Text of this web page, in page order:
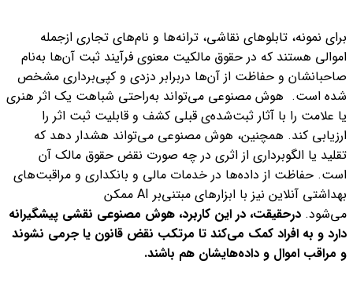
برای نمونه‌، تابلو‌های نقاشی،‌ ترانه‌ها و نام‌های تجاری ازجمله
اموالی هستند که در حقوق مالکیت معنوی فرآیند ثبت‌ آن‌ها به‌نام
صاحبانشان و حفاظت از آن‌ها دربرابر دزدی و کپی‌برداری مشخص
شده است. هوش مصنوعی می‌تواند به‌راحتی شباهت‌‌ یک اثر هنری
یا علامت را با آثار ثبت‌شده‌ی قبلی کشف و قابلیت ثبت اثر را
ارزیابی کند. همچنین، هوش مصنوعی می‌تواند هشدار دهد که
تقلید یا الگوبرداری از اثری در چه صورت نقض حقوق مالک آن
است. حفاظت از داده‌ها در خدمات مالی و بانکداری و مراقبت‌های
بهداشتی آنلاین نیز با ابزارهای مبتنی‌بر AI ممکن
می‌شود. درحقیقت، در این کاربرد، هوش مصنوعی نقشی پیشگیرانه
دارد و به افراد کمک می‌کند تا مرتکب نقض قانون یا جرمی نشوند
و مراقب اموال و داده‌هایشان هم باشند.